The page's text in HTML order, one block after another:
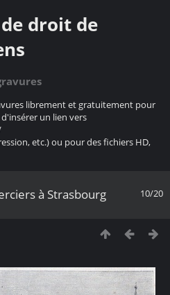
droit de
librement et gratuitement pour
un lien vers
etc.) ou pour des fichiers HD,
10/20
à Strasbourg